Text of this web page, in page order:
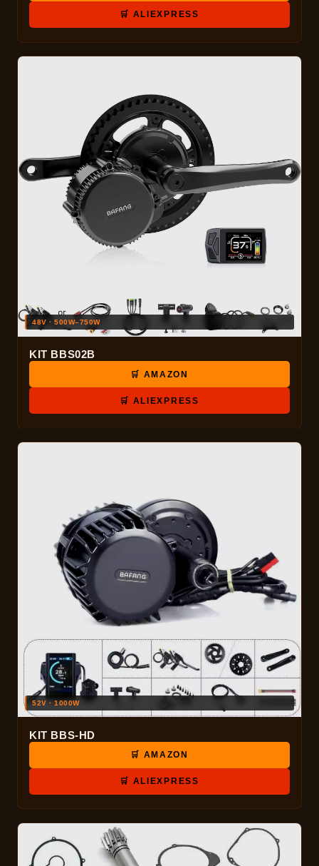
🛒 ALIEXPRESS
48V · 500W–750W
KIT BBS02B
🛒 AMAZON
🛒 ALIEXPRESS
52V · 1000W
KIT BBS-HD
🛒 AMAZON
🛒 ALIEXPRESS